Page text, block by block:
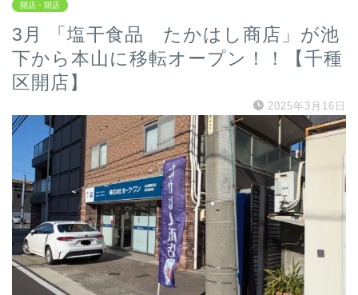
開店・閉店
3月 「塩干食品 たかはし商店」が池
下から本山に移転オープン！！【千種
区開店】
2025年3月16日